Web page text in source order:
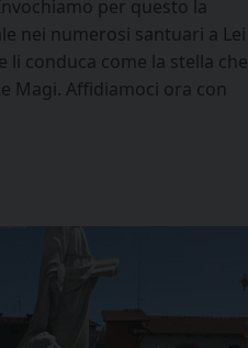
per questo la
nei numerosi santuari a Lei
li conduca come la stella che
Magi. Affidiamoci ora con